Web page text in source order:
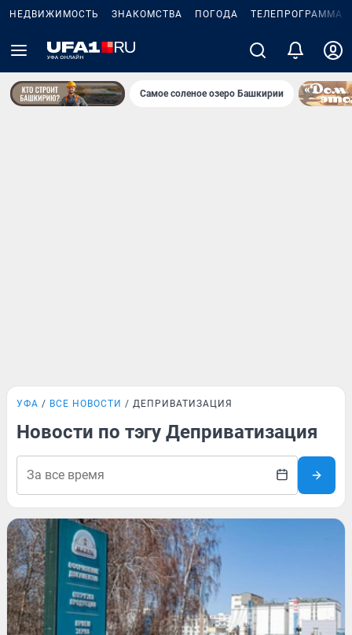
НЕДВИЖИМОСТЬ ЗНАКОМСТВА ПОГОДА ТЕЛЕПРОГРАММА
Самое соленое озеро Башкирии
УФА ВСЕ НОВОСТИ ДЕПРИВАТИЗАЦИЯ
Новости по тэгу Деприватизация